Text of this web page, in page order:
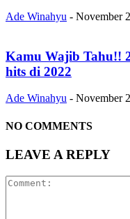
Ade Winahyu - November
Kamu Wajib Tahu!!
hits di 2022
Ade Winahyu - November
NO COMMENTS
LEAVE A REPLY